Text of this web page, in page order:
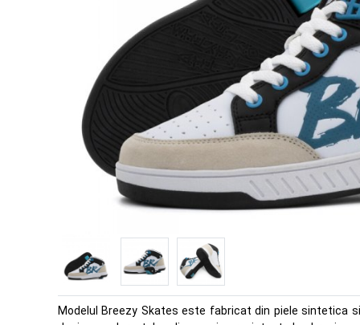
Modelul Breezy Skates este fabricat din piele sintetica